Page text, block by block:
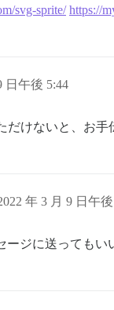
svg-sprite/ https://
日午後 5:44
けないと、お手
年 3 月 9 日午
ジに送ってもい